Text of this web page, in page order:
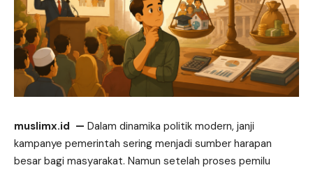
muslimx.id — Dalam dinamika politik modern, janji
kampanye pemerintah sering menjadi sumber harapan
besar bagi masyarakat. Namun setelah proses pemilu